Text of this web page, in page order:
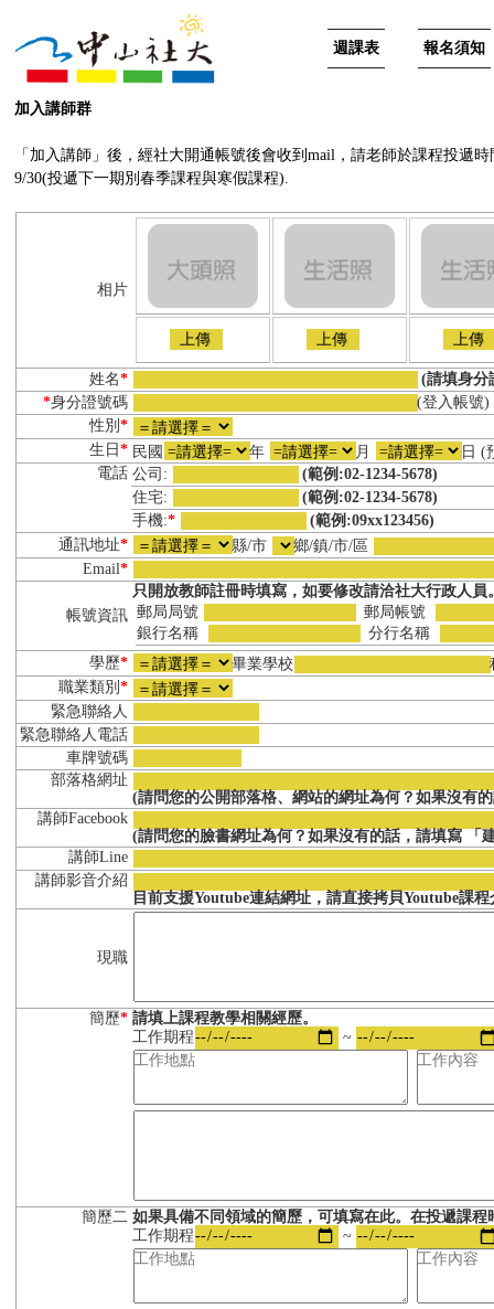
週課表 報名須知
加入講師群
「加入講師」後，經社大開通帳號後會收到mail，請老師於課程投遞
9/30(投遞下一期別春季課程與寒假課程).
相片
上傳 上傳 上傳
姓名*
(請填身分
*身分證號碼
(登入帳號)
性別*
生日* 民國 年 月
日 (
電話 公司:
(範例:02-1234-5678)
住宅:
(範例:02-1234-5678)
手機:*
(範例:09xx123456)
通訊地址* 縣/市
鄉/鎮/市/區
Email*
帳號資訊
只開放教師註冊時填寫，如要修改請洽社大行政人員
郵局局號
郵局帳號
銀行名稱
分行名稱
學歷* 畢業學校
職業類別*
緊急聯絡人
緊急聯絡人電話
車牌號碼
部落格網址
(請問您的公開部落格、網站的網址為何？如果沒有
講師Facebook
(請問您的臉書網址為何？如果沒有的話，請填寫 「
講師Line
講師影音介紹
目前支援Youtube連結網址，請直接拷貝Youtube課
現職
簡歷* 請填上課程教學相關經歷。
工作期程
~
簡歷二 如果具備不同領域的簡歷，可填寫在此。在投遞課
工作期程
~